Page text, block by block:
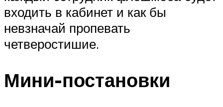
входить в кабинет и как бы
невзначай пропевать
четверостишие.
Мини-постановки